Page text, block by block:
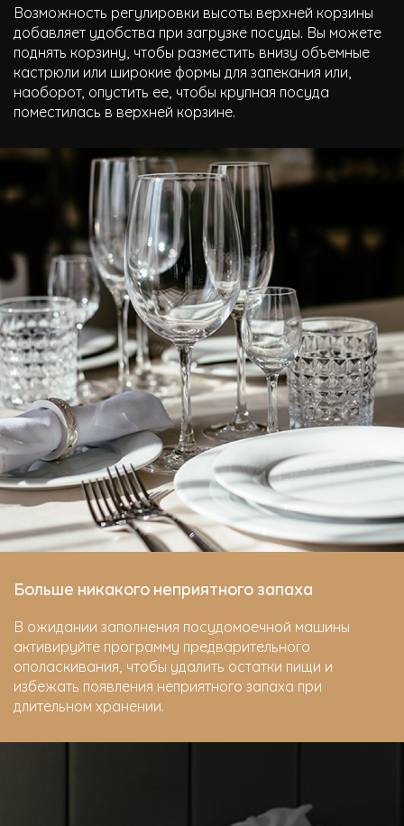
Возможность регулировки высоты верхней корзины
добавляет удобства при загрузке посуды. Вы можете
поднять корзину, чтобы разместить внизу объемные
кастрюли или широкие формы для запекания или,
наоборот, опустить ее, чтобы крупная посуда
поместилась в верхней корзине.
Больше никакого неприятного запаха
В ожидании заполнения посудомоечной машины
активируйте программу предварительного
ополаскивания, чтобы удалить остатки пищи и
избежать появления неприятного запаха при
длительном хранении.